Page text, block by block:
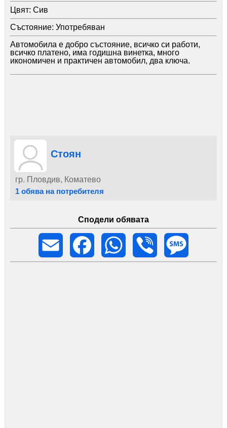
Цвят: Сив
Състояние: Употребяван
Автомобила е добро състояние, всичко си работи,
всичко платено, има годишна винетка, много
икономичен и практичен автомобил, два ключа.
Стоян
гр. Пловдив, Коматево
1 обява на потребителя
Сподели обявата
Email
Facebook WhatsApp Viber